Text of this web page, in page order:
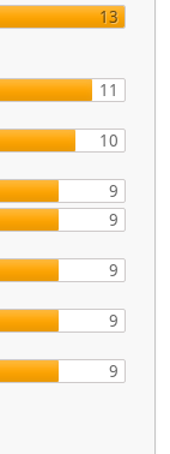
13
11
10
9
9
9
9
9